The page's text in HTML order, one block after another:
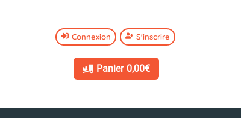
Connexion S'inscrire
Panier 0,00€